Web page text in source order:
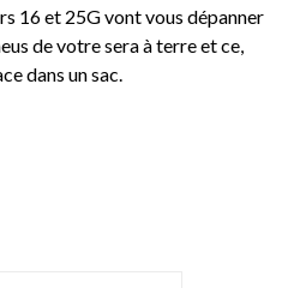
16 et 25G vont vous dépanner
de votre sera à terre et ce,
dans un sac.